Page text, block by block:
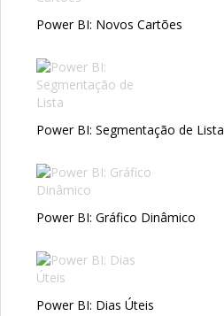
Power BI: Novos Cartões
Power BI: Segmentação de Lista
Power BI: Gráfico Dinâmico
Power BI: Dias Úteis